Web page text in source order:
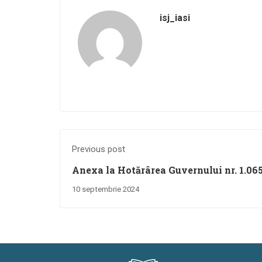
isj_iasi
Previous post
Anexa la Hotărârea Guvernului nr.
Planului național de combatere a
10 septembrie 2024